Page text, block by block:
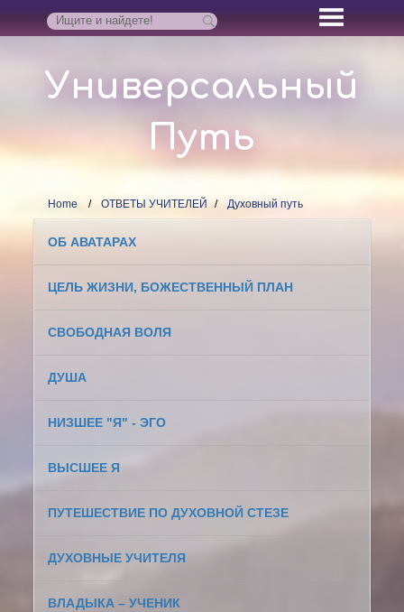
Универсальный
Путь
Home ОТВЕТЫ УЧИТЕЛЕЙ Духовный путь
ОБ АВАТАРАХ
ЦЕЛЬ ЖИЗНИ, БОЖЕСТВЕННЫЙ ПЛАН
СВОБОДНАЯ ВОЛЯ
ДУША
НИЗШЕЕ "Я" - ЭГО
ВЫСШЕЕ Я
ПУТЕШЕСТВИЕ ПО ДУХОВНОЙ СТЕЗЕ
ДУХОВНЫЕ УЧИТЕЛЯ
ВЛАДЫКА – УЧЕНИК